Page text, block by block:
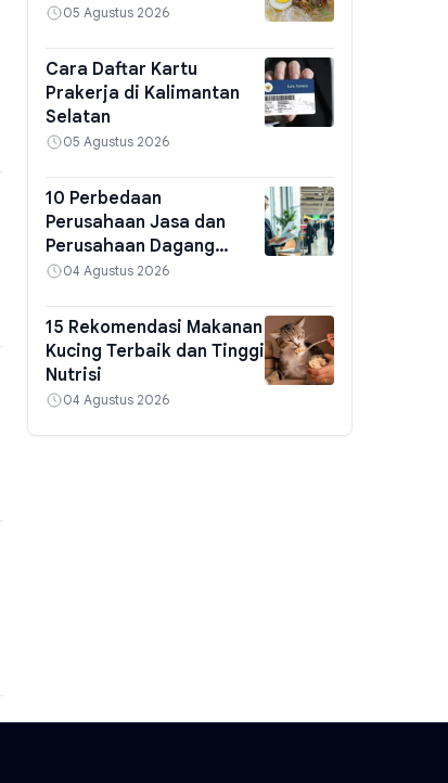
05 Agustus 2026
Cara Daftar Kartu
Prakerja di Kalimantan
Selatan
05 Agustus 2026
10 Perbedaan
Perusahaan Jasa dan
Perusahaan Dagang
Serta Ciri-Cirinya
04 Agustus 2026
15 Rekomendasi Makanan
Kucing Terbaik dan Tinggi
Nutrisi
04 Agustus 2026